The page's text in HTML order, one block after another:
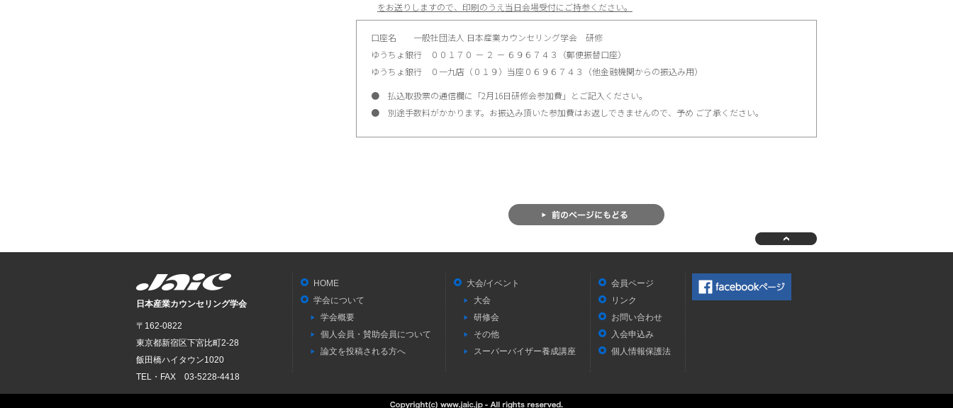
をお送りしますので、印刷のうえ当日会場受付にご持参ください。
口座名 一般社団法人 日本産業カウンセリング学会 研修
ゆうちょ銀行 ００１７０ － ２ － ６９６７４３（郵便振替口座）
ゆうちょ銀行 ０一九店（０１９）当座０６９６７４３（他金融機関からの振込み用）
● 払込取扱票の通信欄に「2月16日研修会参加費」とご記入ください。
● 別途手数料がかかります。お振込み頂いた参加費はお返しできませんので、予め ご了承ください。
日本産業カウンセリング学会
〒162-0822
東京都新宿区下宮比町2-28
飯田橋ハイタウン1020
TEL・FAX 03-5228-4418
HOME
学会について
学会概要
個人会員・賛助会員について
論文を投稿される方へ
大会/イベント
大会
研修会
その他
スーパーバイザー養成講座
会員ページ
リンク
お問い合わせ
入会申込み
個人情報保護法